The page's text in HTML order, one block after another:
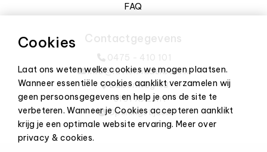
Cookies
Laat ons weten welke cookies we mogen plaatsen.
Wanneer essentiële cookies aanklikt verzamelen wij
geen persoonsgegevens en help je ons de site te
verbeteren. Wanneer je Cookies accepteren aanklikt
krijg je een optimale website ervaring.Meer over
privacy & cookies.
FAQ
Contactgegevens
0475 - 410 101
info@ruttenridderbeks.nl
Edisonweg 43
6101 XJ Echt
Openingstijden